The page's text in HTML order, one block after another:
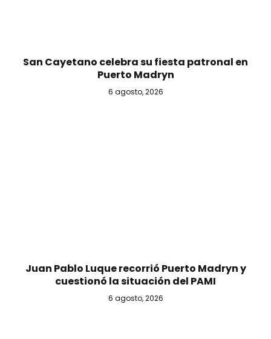
San Cayetano celebra su fiesta patronal en
Puerto Madryn
6 agosto, 2026
Juan Pablo Luque recorrió Puerto Madryn y
cuestionó la situación del PAMI
6 agosto, 2026